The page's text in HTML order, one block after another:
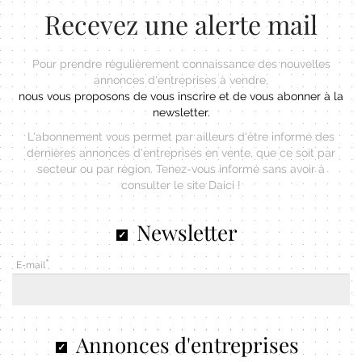
Recevez une alerte mail
Pour prendre régulièrement connaissance des nouvelles
annonces d'entreprises à vendre,
nous vous proposons de vous inscrire et de vous abonner à la
newsletter.
L'abonnement vous permet par ailleurs d'être informé des
dernières annonces d'entreprises en vente, que ce soit par
secteur ou par région. Tenez-vous informé sans avoir à
consulter le site Daici !
Newsletter
E-mail
Annonces d'entreprises